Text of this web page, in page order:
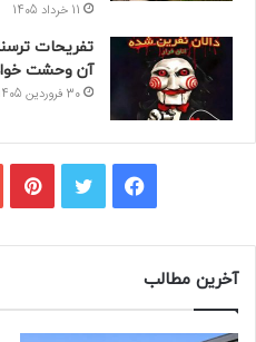
11 خرداد 1405
تفریحات
آن وحشت
30 فروردین 1405
فیسبوکتوییتر
آخرین مطالب